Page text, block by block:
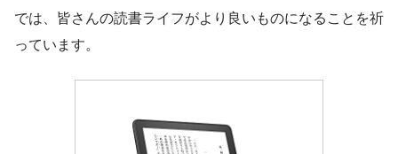
では、皆さんの読書ライフがより良いものになることを祈
っています。